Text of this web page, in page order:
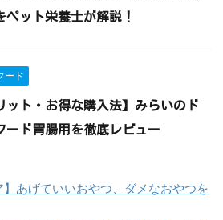
ペット栄養士が解説！
ード
ット・お得な購入法】みらいのド
ード胃腸用を徹底レビュー
】あげていいおやつ、ダメなおやつを